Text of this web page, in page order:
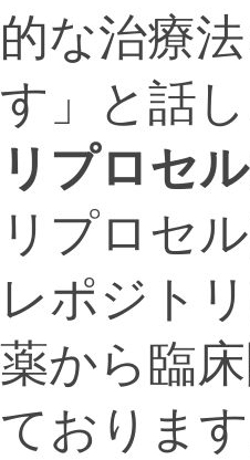
的な治療
す」と話し
リプロセ
リプロセ
レポジト
薬から臨
ておりま